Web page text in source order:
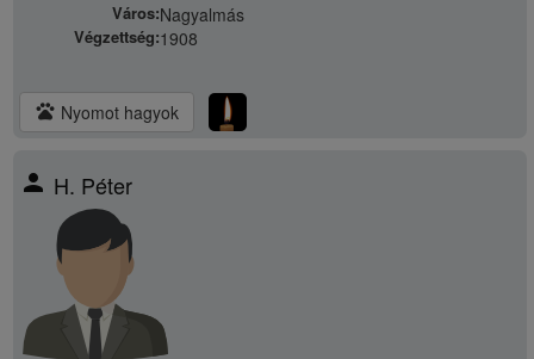
Város:Nagyalmás
Végzettség:1908
pets Nyomot hagyok
person H. Péter